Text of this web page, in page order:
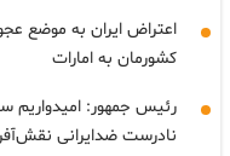
اعتراض ایران به موضع
کشورمان به امارات
رئیس جمهور: امیدواریم
نادرست ضدایرانی